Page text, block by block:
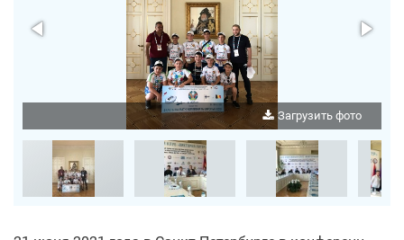
Загрузить фото